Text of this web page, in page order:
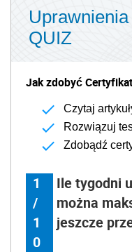
QUIZ
Jak zdobyć
Czytaj
Rozwiązuj
Zdobądź
1
/
1
0
Ile tygodni
można
jeszcze